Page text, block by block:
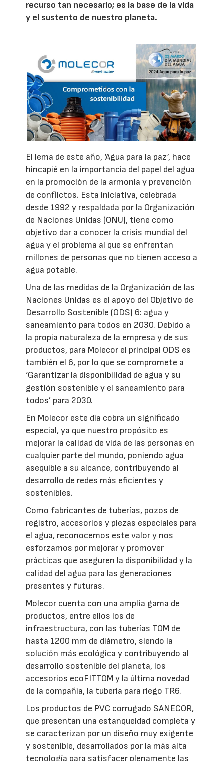
recurso tan necesario; es la base de la vida
y el sustento de nuestro planeta.
El lema de este año, ‘Agua para la paz’, hace
hincapié en la importancia del papel del agua
en la promoción de la armonía y prevención
de conflictos. Esta iniciativa, celebrada
desde 1992 y respaldada por la Organización
de Naciones Unidas (ONU), tiene como
objetivo dar a conocer la crisis mundial del
agua y el problema al que se enfrentan
millones de personas que no tienen acceso a
agua potable.
Una de las medidas de la Organización de las
Naciones Unidas es el apoyo del Objetivo de
Desarrollo Sostenible (ODS) 6: agua y
saneamiento para todos en 2030. Debido a
la propia naturaleza de la empresa y de sus
productos, para Molecor el principal ODS es
también el 6, por lo que se compromete a
‘Garantizar la disponibilidad de agua y su
gestión sostenible y el saneamiento para
todos’ para 2030.
En Molecor este día cobra un significado
especial, ya que nuestro propósito es
mejorar la calidad de vida de las personas en
cualquier parte del mundo, poniendo agua
asequible a su alcance, contribuyendo al
desarrollo de redes más eficientes y
sostenibles.
Como fabricantes de tuberías, pozos de
registro, accesorios y piezas especiales para
el agua, reconocemos este valor y nos
esforzamos por mejorar y promover
prácticas que aseguren la disponibilidad y la
calidad del agua para las generaciones
presentes y futuras.
Molecor cuenta con una amplia gama de
productos, entre ellos los de
infraestructura, con las tuberías TOM de
hasta 1200 mm de diámetro, siendo la
solución más ecológica y contribuyendo al
desarrollo sostenible del planeta, los
accesorios ecoFITTOM y la última novedad
de la compañía, la tubería para riego TR6.
Los productos de PVC corrugado SANECOR,
que presentan una estanqueidad completa y
se caracterizan por un diseño muy exigente
y sostenible, desarrollados por la más alta
tecnología para satisfacer plenamente las